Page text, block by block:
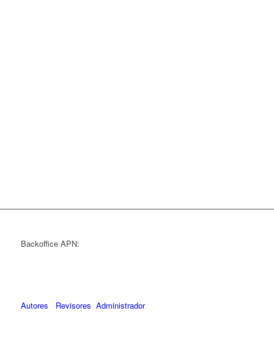
Backoffice APN:
Autores Revisores Administrador